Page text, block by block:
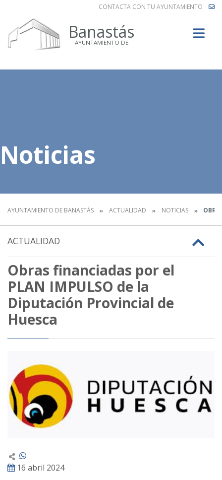
CONTACTA CON TU AYUNTAMIENTO
Banastás
AYUNTAMIENTO DE
Noticias
AYUNTAMIENTO DE BANASTÁS ACTUALIDAD NOTICIAS
ACTUALIDAD
Obras financiadas por el
PLAN IMPULSO de la
Diputación Provincial de
Huesca
16 abril 2024